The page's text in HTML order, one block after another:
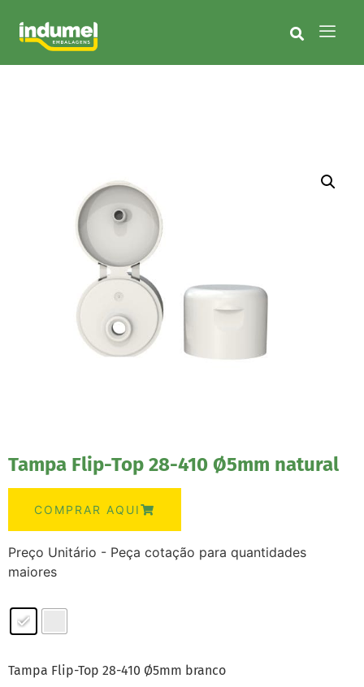
Tampa Flip-Top 28-410 Ø5mm natural
COMPRAR AQUI
Preço Unitário - Peça cotação para quantidades
maiores
Tampa Flip-Top 28-410 Ø5mm branco